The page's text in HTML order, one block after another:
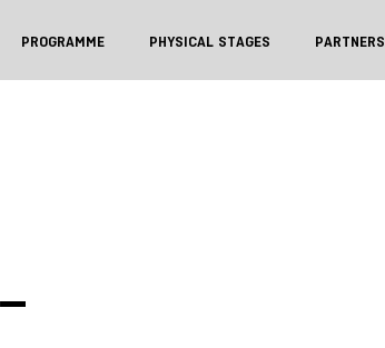
PROGRAMME PHYSICAL STAGES PARTNERS